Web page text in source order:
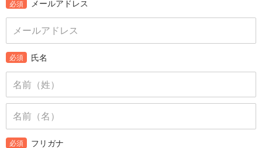
必須 メールアドレス
必須 氏名
必須 フリガナ